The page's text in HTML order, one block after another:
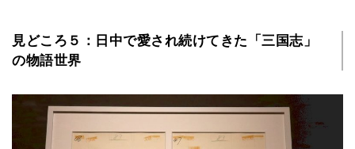
見どころ５：日中で愛され続けてきた「三国志」
の物語世界